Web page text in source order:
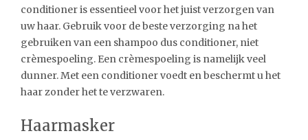
conditioner is essentieel voor het juist verzorgen van
uw haar. Gebruik voor de beste verzorging na het
gebruiken van een shampoo dus conditioner, niet
crèmespoeling. Een crèmespoeling is namelijk veel
dunner. Met een conditioner voedt en beschermt u het
haar zonder het te verzwaren.
Haarmasker